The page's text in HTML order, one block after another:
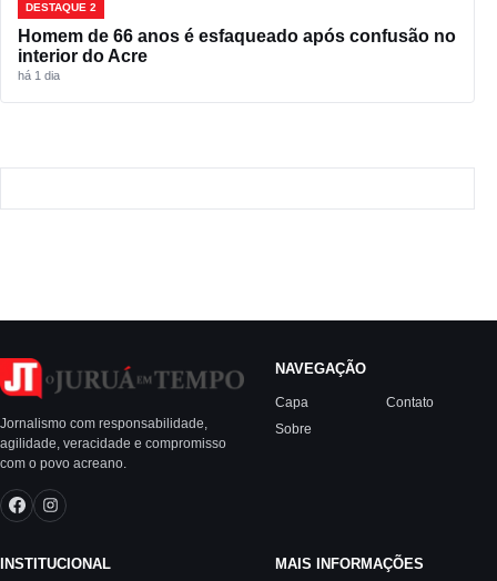
DESTAQUE 2
Homem de 66 anos é esfaqueado após confusão no
interior do Acre
há 1 dia
Jornalismo com responsabilidade,
agilidade, veracidade e compromisso
com o povo acreano.
NAVEGAÇÃO
Capa
Sobre
Contato
INSTITUCIONAL MAIS INFORMAÇÕES